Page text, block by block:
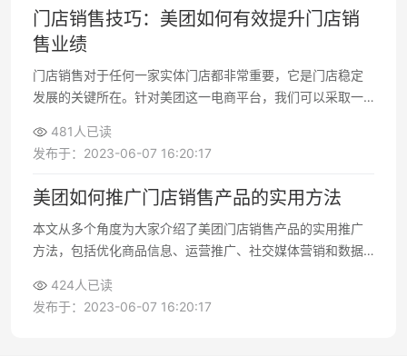
门店销售技巧：美团如何有效提升门店销
售业绩
门店销售对于任何一家实体门店都非常重要，它是门店稳定
发展的关键所在。针对美团这一电商平台，我们可以采取一
技巧
481人已读
发布于：2023-06-07 16:20:17
美团如何推广门店销售产品的实用方法
本文从多个角度为大家介绍了美团门店销售产品的实用推广
方法，包括优化商品信息、运营推广、社交媒体营销和数据
424人已读
发布于：2023-06-07 16:20:17